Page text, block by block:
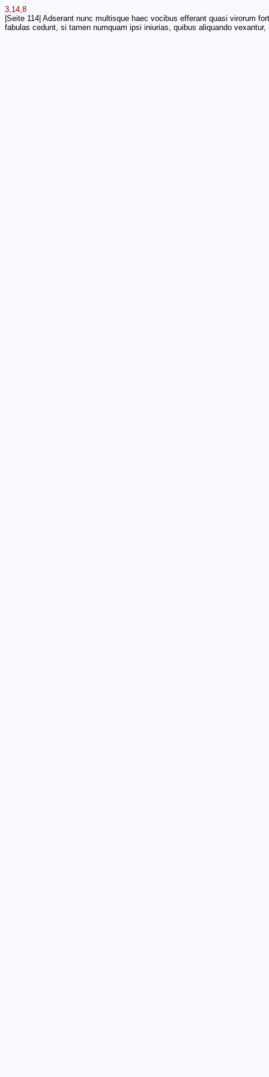
3,14,8
|Seite 114| Adserant nunc multisque haec vocibus efferant quasi virorum
fabulas cedunt, si tamen numquam ipsi iniurias, quibus aliquando